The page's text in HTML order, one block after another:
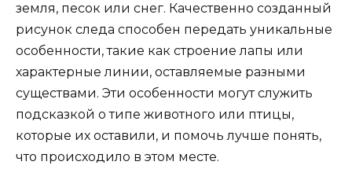
земля, песок или снег. Качественно созданный
рисунок следа способен передать уникальные
особенности, такие как строение лапы или
характерные линии, оставляемые разными
существами. Эти особенности могут служить
подсказкой о типе животного или птицы,
которые их оставили, и помочь лучше понять,
что происходило в этом месте.